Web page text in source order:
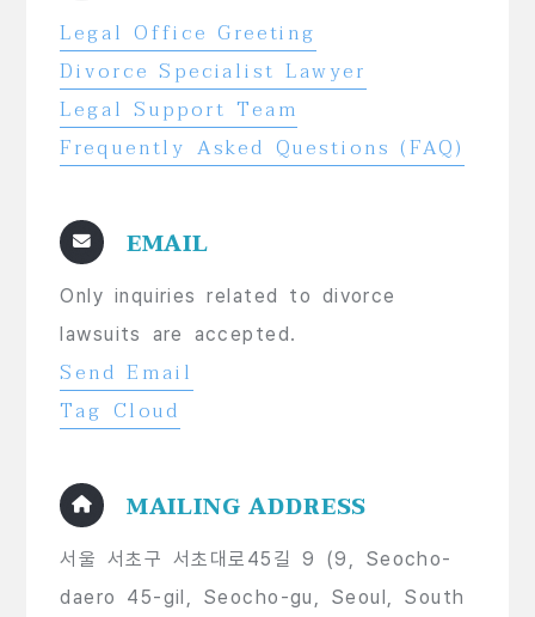
Legal Office Greeting
Divorce Specialist Lawyer
Legal Support Team
Frequently Asked Questions (FAQ)
EMAIL
Only inquiries related to divorce
lawsuits are accepted.
Send Email
Tag Cloud
MAILING ADDRESS
서울 서초구 서초대로45길 9 (9, Seocho-
daero 45-gil, Seocho-gu, Seoul, South